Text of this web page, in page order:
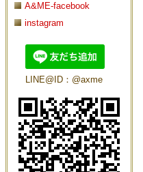
A&ME-facebook
instagram
LINE@ID：@axme